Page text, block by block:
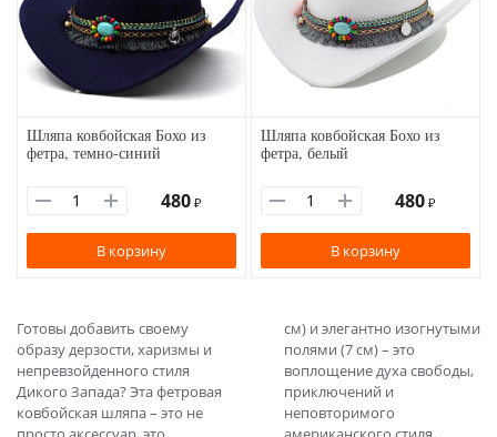
Шляпа ковбойская Бохо из
фетра, темно-синий
480 ₽
В корзину
Шляпа ковбойская Бохо из
фетра, белый
480 ₽
В корзину
Готовы добавить своему
образу дерзости, харизмы и
непревзойденного стиля
Дикого Запада? Эта фетровая
ковбойская шляпа – это не
см) и элегантно изогнутыми
полями (7 см) – это
воплощение духа свободы,
приключений и
неповторимого